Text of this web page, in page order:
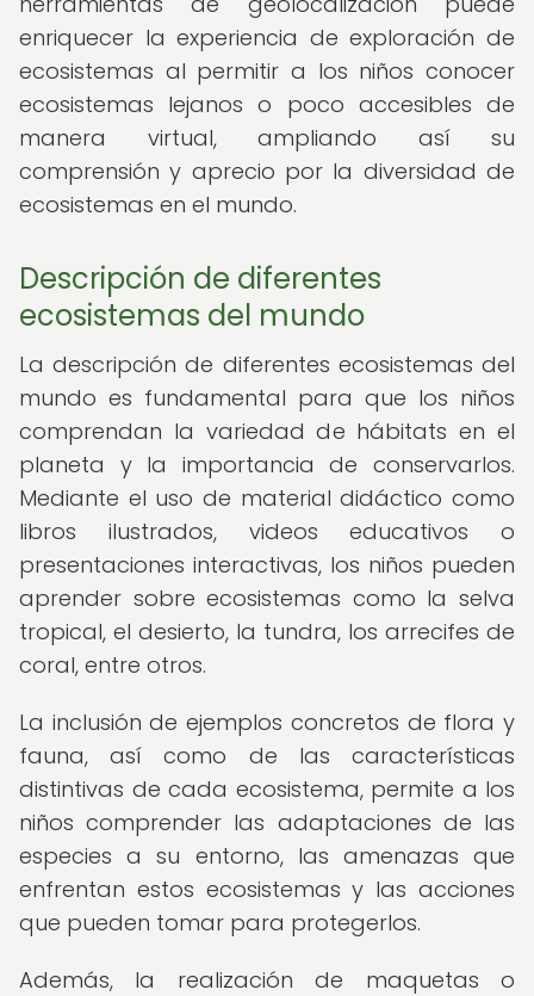
enriquecer la experiencia de exploración de
ecosistemas al permitir a los niños conocer
ecosistemas lejanos o poco accesibles de
manera virtual, ampliando así su
comprensión y aprecio por la diversidad de
ecosistemas en el mundo.
Descripción de diferentes
ecosistemas del mundo
La descripción de diferentes ecosistemas del
mundo es fundamental para que los niños
comprendan la variedad de hábitats en el
planeta y la importancia de conservarlos.
Mediante el uso de material didáctico como
libros ilustrados, videos educativos o
presentaciones interactivas, los niños pueden
aprender sobre ecosistemas como la selva
tropical, el desierto, la tundra, los arrecifes de
coral, entre otros.
La inclusión de ejemplos concretos de flora y
fauna, así como de las características
distintivas de cada ecosistema, permite a los
niños comprender las adaptaciones de las
especies a su entorno, las amenazas que
enfrentan estos ecosistemas y las acciones
que pueden tomar para protegerlos.
Además, la realización de maquetas o